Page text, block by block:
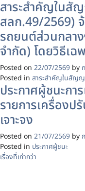
สาระสำคัญในสั
สลก.49/2569)
รถยนต์ส่วนกลา
จำกัด) โดยวิธีเฉพ
Posted on 22/07/2569 by
Posted in สาระสำคัญในสัญ
ประกาศผู้ชนะก
รายการเครื่องป
เจาะจง
Posted on 21/07/2569 by
Posted in ประกาศผู้ชนะ
แนะแนว
เรื่องที่เก่ากว่า